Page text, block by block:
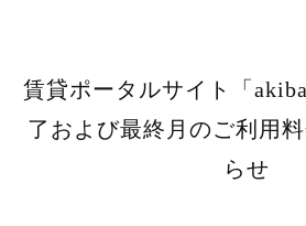
賃貸ポータルサイト「
了および最終月のご利用
らせ